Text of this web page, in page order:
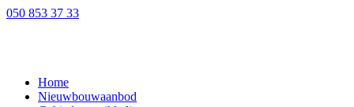
050 853 37 33
Home
Nieuwbouwaanbod